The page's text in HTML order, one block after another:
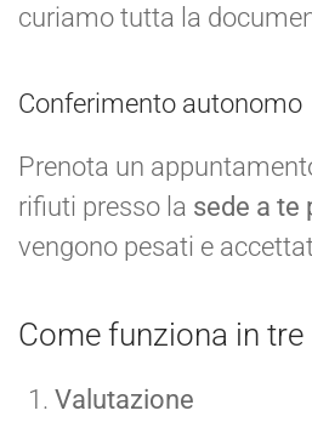
curiamo tutta la
Conferimento autonomo
Prenota un
rifiuti presso la sede a te
vengono pesati e
Come funziona in tre
Valutazione